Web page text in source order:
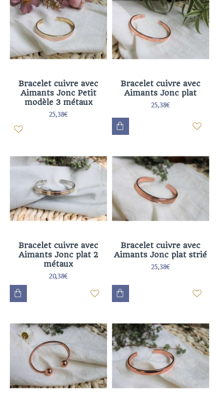
Bracelet cuivre avec
Aimants Jonc Petit
modèle 3 métaux
25,38€
Bracelet cuivre avec
Aimants Jonc plat
25,38€
Bracelet cuivre avec
Aimants Jonc plat 2
métaux
20,38€
Bracelet cuivre avec
Aimants Jonc plat strié
25,38€